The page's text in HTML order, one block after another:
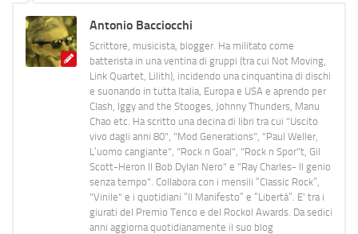
Antonio Bacciocchi
Scrittore, musicista, blogger. Ha militato come
batterista in una ventina di gruppi (tra cui Not Moving,
Link Quartet, Lilith), incidendo una cinquantina di dischi
e suonando in tutta Italia, Europa e USA e aprendo per
Clash, Iggy and the Stooges, Johnny Thunders, Manu
Chao etc. Ha scritto una decina di libri tra cui "Uscito
vivo dagli anni 80", "Mod Generations", "Paul Weller,
L’uomo cangiante", "Rock n Goal", "Rock n Spor"t, Gil
Scott-Heron Il Bob Dylan Nero" e "Ray Charles- Il genio
senza tempo". Collabora con i mensili “Classic Rock”,
"Vinile" e i quotidiani “Il Manifesto” e “Libertà”. E' tra i
giurati del Premio Tenco e del Rockol Awards. Da sedici
anni aggiorna quotidianamente il suo blog